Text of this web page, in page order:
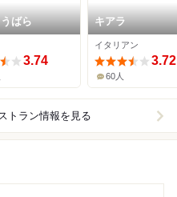
ばら
3.74
キアラ
イタリアン
3.72
60人
トラン情報を見る